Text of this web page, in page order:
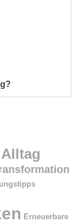
Erneuerbare